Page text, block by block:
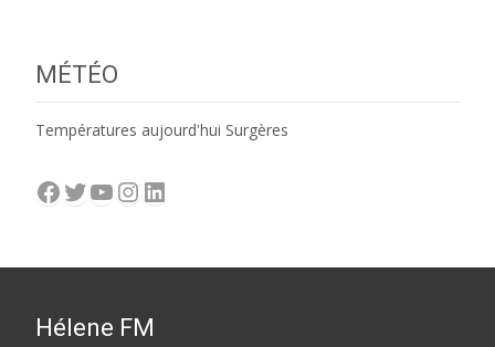
MÉTÉO
Températures aujourd'hui Surgères
Facebook
Twitter
YouTube
Instagram
LinkedIn
Hélene FM